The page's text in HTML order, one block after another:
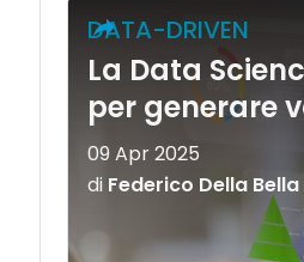
DATA-DRIVEN
La Data
per generare
09 Apr 2025
di Federico Della Bella